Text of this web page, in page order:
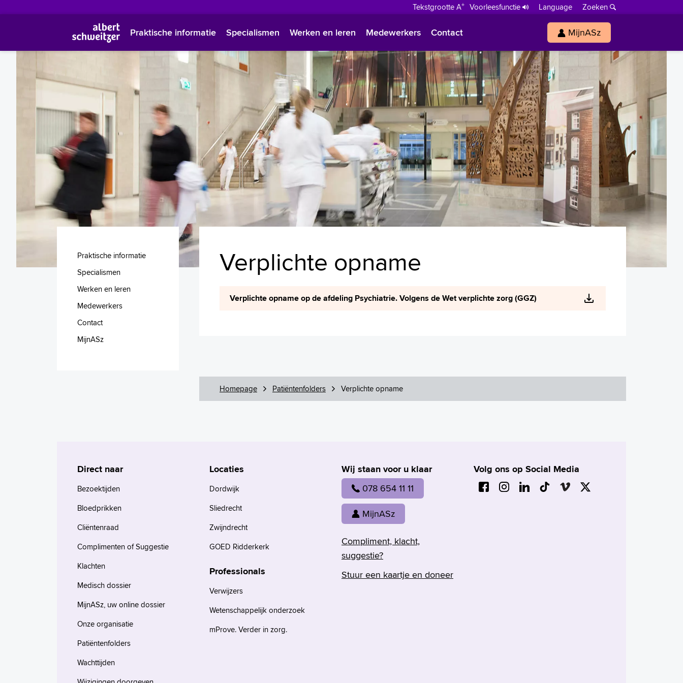
Tekstgrootte A+ Voorleesfunctie Language
Zoeken
Polski
Türkçe
Arabisch
Praktische informatie Specialismen Werken en leren Medewerkers Contact MijnASz
Praktische informatie
Specialismen
Werken en leren
Medewerkers
Contact
MijnASz
Verplichte opname
Verplichte opname op de afdeling Psychiatrie. Volgens de Wet verplichte zorg (GGZ)
Homepage Patiëntenfolders Verplichte opname
Wij staan voor u klaar
078 654 11 11
MijnASz
Compliment, klacht,
suggestie?
Stuur een kaartje en doneer
Volg ons op Social Media
Direct naar
Bezoektijden
Bloedprikken
Cliëntenraad
Complimenten of Suggestie
Klachten
Medisch dossier
MijnASz, uw online dossier
Onze organisatie
Patiëntenfolders
Wachttijden
Locaties
Dordwijk
Sliedrecht
Zwijndrecht
GOED Ridderkerk
Professionals
Verwijzers
Wetenschappelijk onderzoek
mProve. Verder in zorg.